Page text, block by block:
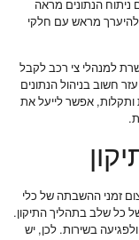
ניתוח הנתונים מראה
להיערך מראש עם חלקי
למנהלי צי רכב לקבל
חשוב בניהול הנתונים
ותקלות, אפשר לייעל את
זמני ההשבתה של כלי
כל שלב בתהליך התיקון.
בשירות. לכן, יש